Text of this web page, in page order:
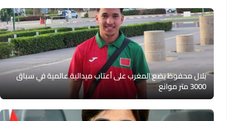
بلال محفوظ يضع المغرب على أعتاب ميدالية عالمية في سباق
3000 متر موانع